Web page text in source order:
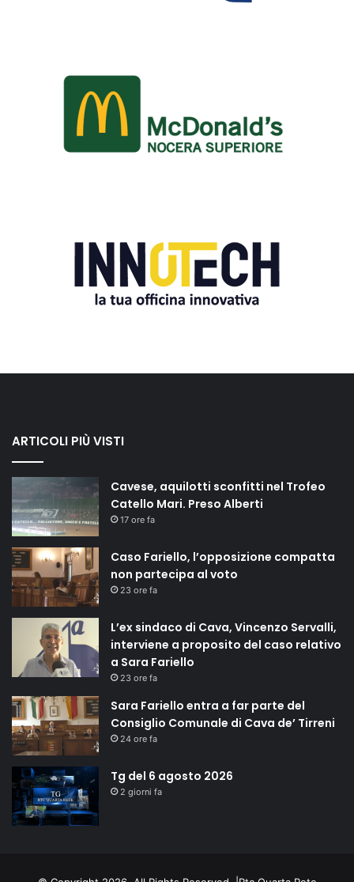
ARTICOLI PIÙ VISTI
Cavese, aquilotti sconfitti nel Trofeo
Catello Mari. Preso Alberti
17 ore fa
Caso Fariello, l’opposizione compatta
non partecipa al voto
23 ore fa
L’ex sindaco di Cava, Vincenzo Servalli,
interviene a proposito del caso relativo
a Sara Fariello
23 ore fa
Sara Fariello entra a far parte del
Consiglio Comunale di Cava de’ Tirreni
24 ore fa
Tg del 6 agosto 2026
2 giorni fa